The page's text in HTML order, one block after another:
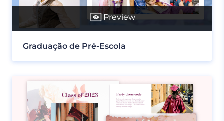
Preview
Graduação de Pré-Escola